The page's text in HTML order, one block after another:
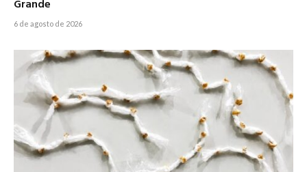
Grande
6 de agosto de 2026